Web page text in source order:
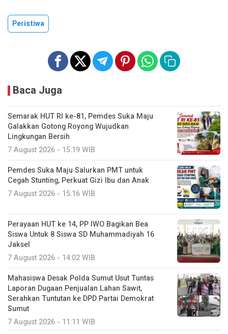
Peristiwa
Baca Juga
Semarak HUT RI ke-81, Pemdes Suka Maju
Galakkan Gotong Royong Wujudkan
Lingkungan Bersih
7 August 2026 - 15:19 WIB
Pemdes Suka Maju Salurkan PMT untuk
Cegah Stunting, Perkuat Gizi Ibu dan Anak
7 August 2026 - 15:16 WIB
Perayaan HUT ke 14, PP IWO Bagikan Bea
Siswa Untuk 8 Siswa SD Muhammadiyah 16
Jaksel
7 August 2026 - 14:02 WIB
Mahasiswa Desak Polda Sumut Usut Tuntas
Laporan Dugaan Penjualan Lahan Sawit,
Serahkan Tuntutan ke DPD Partai Demokrat
Sumut
7 August 2026 - 11:11 WIB